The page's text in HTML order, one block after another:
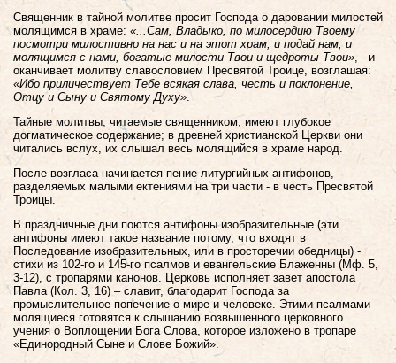
Священник в тайной молитве просит Господа о даровании милостей
молящимся в храме: «...Сам, Владыко, по милосердию Твоему
посмотри милостивно на нас и на этот храм, и подай нам, и
молящимся с нами, богатые милости Твои и щедроты Твои», - и
оканчивает молитву славословием Пресвятой Троице, возглашая:
«Ибо приличествует Тебе всякая слава, честь и поклонение,
Отцу и Сыну и Святому Духу».
Тайные молитвы, читаемые священником, имеют глубокое
догматическое содержание; в древней христианской Церкви они
читались вслух, их слышал весь молящийся в храме народ.
После возгласа начинается пение литургийных антифонов,
разделяемых малыми ектениями на три части - в честь Пресвятой
Троицы.
В праздничные дни поются антифоны изобразительные (эти
антифоны имеют такое название потому, что входят в
Последование изобразительных, или в просторечии обедницы) -
стихи из 102-го и 145-го псалмов и евангельские Блаженны (Мф. 5,
3-12), с тропарями канонов. Церковь исполняет завет апостола
Павла (Кол. 3, 16) – славит, благодарит Господа за
промыслительное попечение о мире и человеке. Этими псалмами
молящиеся готовятся к слышанию возвышенного церковного
учения о Воплощении Бога Слова, которое изложено в тропаре
«Единородный Сыне и Слове Божий».